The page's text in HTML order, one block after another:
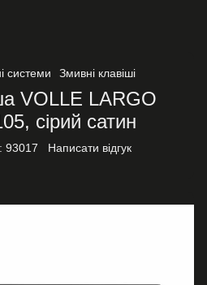
системи Змивні клавіші
VOLLE LARGO
сірий сатин
93017 Написати відгук